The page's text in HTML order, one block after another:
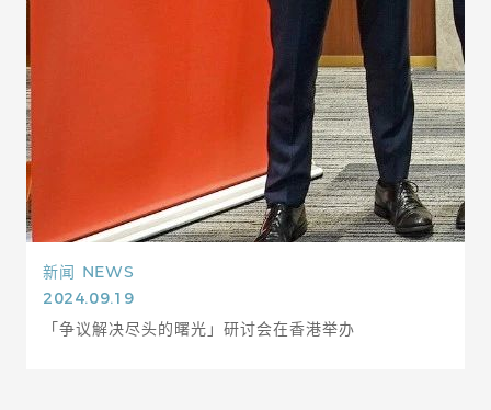
新闻 NEWS
2024.09.19
「争议解决尽头的曙光」研讨会在香港举办